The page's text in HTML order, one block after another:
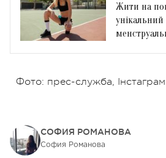
Жити на
Фото: прес-служба, Інстаграм
СОФИЯ РОМАНОВА
София Романова